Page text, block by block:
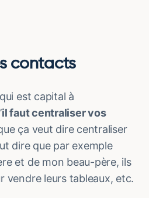
contacts
est capital à
il faut centraliser vos
ça veut dire centraliser
dire que par exemple
et de mon beau-père, ils
vendre leurs tableaux, etc.